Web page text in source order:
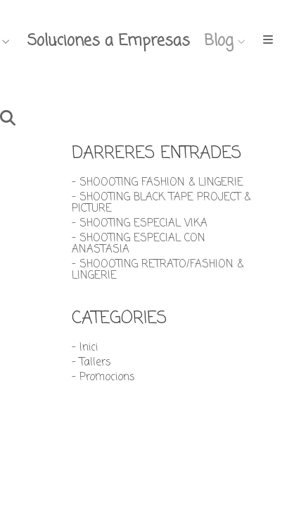
Soluciones a Empresas Blog
DARRERES ENTRADES
- SHOOOTING FASHION & LINGERIE
- SHOOTING BLACK TAPE PROJECT &
PICTURE
- SHOOTING ESPECIAL VIKA
- SHOOTING ESPECIAL CON
ANASTASIA
- SHOOOTING RETRATO/FASHION &
LINGERIE
CATEGORIES
- Inici
- Tallers
- Promocions